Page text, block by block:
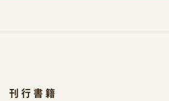
刊行書籍